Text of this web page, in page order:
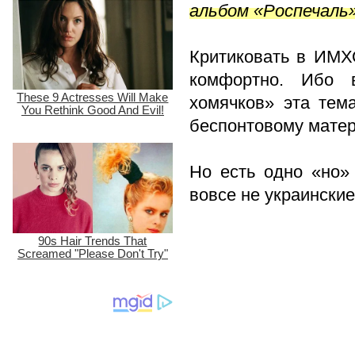
альбом
Критиковать в
комфортно. Ибо
хомячков» эта
беспонтовому
Но есть одно «но»
вовсе не